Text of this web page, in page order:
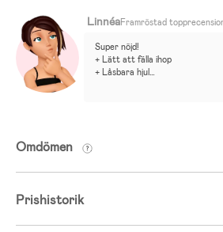
LinnéaFramröstad
Super nöjd!
+ Lätt att fälla ihop
+ Låsbara hjul
grus. (Annars är den enkel att
Omdömen
Prishistorik